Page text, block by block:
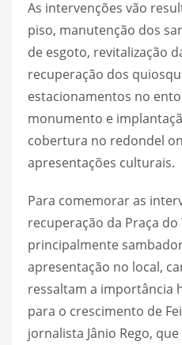
As intervenções vão
piso, manutenção dos
de esgoto, revitalização
recuperação dos
estacionamentos no
monumento e
cobertura no redondel
apresentações culturais.
Para comemorar as
recuperação da Praça
principalmente
apresentação no local,
ressaltam a importância
para o crescimento de
jornalista Jânio Rego,